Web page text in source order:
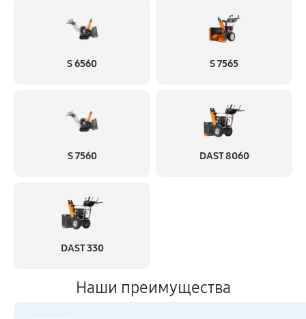
S 6560 S 7565
S 7560 DAST 8060
DAST 330
Наши преимущества